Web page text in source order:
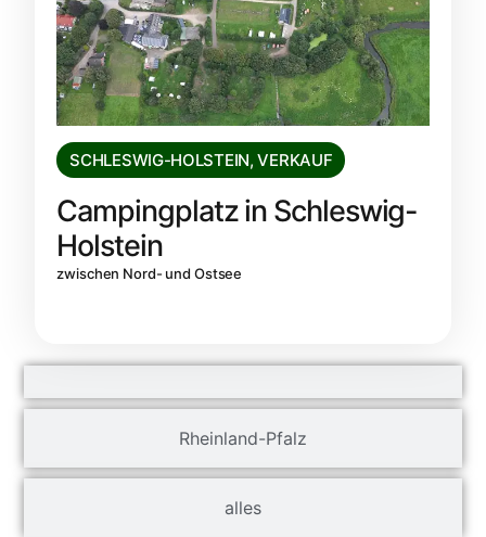
Rheinland-Pfalz
alles
SCHLESWIG-HOLSTEIN,VERKAUF
Campingplatz in Schleswig-
Holstein
zwischen Nord- und Ostsee